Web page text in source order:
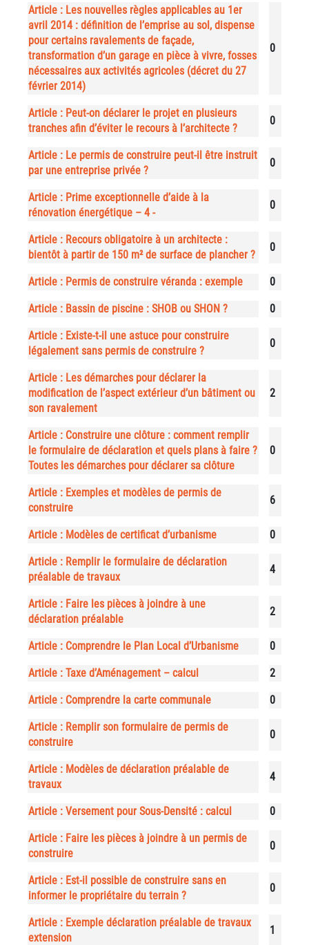
Article : Les nouvelles règles applicables au 1er
avril 2014 : définition de l’emprise au sol, dispense
pour certains ravalements de façade,
transformation d’un garage en pièce à vivre, fosses
nécessaires aux activités agricoles (décret du 27
février 2014)
0
Article : Peut-on déclarer le projet en plusieurs
tranches afin d’éviter le recours à l’architecte ?
0
Article : Le permis de construire peut-il être instruit
par une entreprise privée ?
0
Article : Prime exceptionnelle d’aide à la
rénovation énergétique – 4 -
0
Article : Recours obligatoire à un architecte :
bientôt à partir de 150 m² de surface de plancher ?
0
Article : Permis de construire véranda : exemple 0
Article : Bassin de piscine : SHOB ou SHON ? 0
Article : Existe-t-il une astuce pour construire
légalement sans permis de construire ?
0
Article : Les démarches pour déclarer la
modification de l’aspect extérieur d’un bâtiment ou
son ravalement
2
Article : Construire une clôture : comment remplir
le formulaire de déclaration et quels plans à faire ?
Toutes les démarches pour déclarer sa clôture
0
Article : Exemples et modèles de permis de
construire
6
Article : Modèles de certificat d’urbanisme 0
Article : Remplir le formulaire de déclaration
préalable de travaux
4
Article : Faire les pièces à joindre à une
déclaration préalable
2
Article : Comprendre le Plan Local d’Urbanisme 0
Article : Taxe d’Aménagement – calcul 2
Article : Comprendre la carte communale 0
Article : Remplir son formulaire de permis de
construire
0
Article : Modèles de déclaration préalable de
travaux
4
Article : Versement pour Sous-Densité : calcul 0
Article : Faire les pièces à joindre à un permis de
construire
0
Article : Est-il possible de construire sans en
informer le propriétaire du terrain ?
0
Article : Exemple déclaration préalable de travaux
extension
1